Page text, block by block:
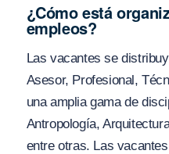
¿Cómo está
empleos?
Las vacantes se
Asesor, Profesional,
una amplia gama de
Antropología,
entre otras. Las